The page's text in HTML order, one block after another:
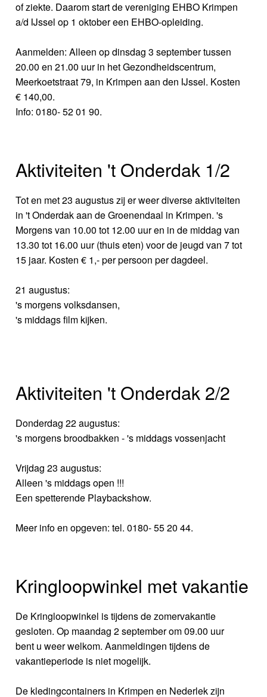
of ziekte. Daarom start de vereniging EHBO Krimpen
a/d IJssel op 1 oktober een EHBO-opleiding.
Aanmelden: Alleen op dinsdag 3 september tussen
20.00 en 21.00 uur in het Gezondheidscentrum,
Meerkoetstraat 79, in Krimpen aan den IJssel. Kosten
€ 140,00.
Info: 0180- 52 01 90.
Aktiviteiten 't Onderdak 1/2
Tot en met 23 augustus zij er weer diverse aktiviteiten
in 't Onderdak aan de Groenendaal in Krimpen. 's
Morgens van 10.00 tot 12.00 uur en in de middag van
13.30 tot 16.00 uur (thuis eten) voor de jeugd van 7 tot
15 jaar. Kosten € 1,- per persoon per dagdeel.
21 augustus:
's morgens volksdansen,
's middags film kijken.
Aktiviteiten 't Onderdak 2/2
Donderdag 22 augustus:
's morgens broodbakken - 's middags vossenjacht
Vrijdag 23 augustus:
Alleen 's middags open !!!
Een spetterende Playbackshow.
Meer info en opgeven: tel. 0180- 55 20 44.
Kringloopwinkel met vakantie
De Kringloopwinkel is tijdens de zomervakantie
gesloten. Op maandag 2 september om 09.00 uur
bent u weer welkom. Aanmeldingen tijdens de
vakantieperiode is niet mogelijk.
De kledingcontainers in Krimpen en Nederlek zijn